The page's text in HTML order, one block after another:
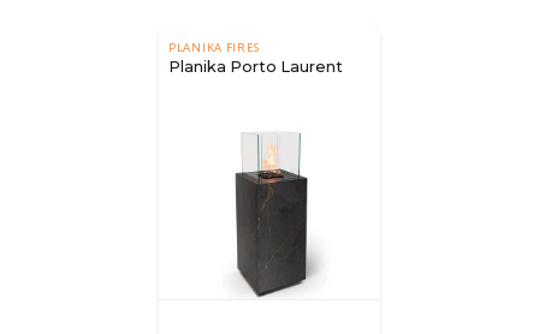
PLANIKA FIRES
Planika Porto Laurent